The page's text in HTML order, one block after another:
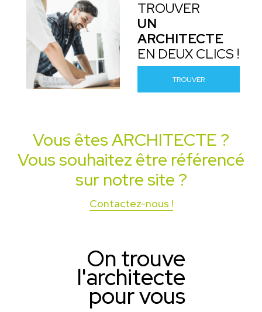
TROUVER
UN
ARCHITECTE
EN DEUX CLICS !
TROUVER
Vous êtesARCHITECTE ?
Vous souhaitez être référencé
sur notre site ?
Contactez-nous !
On trouve
l'architecte
pour vous